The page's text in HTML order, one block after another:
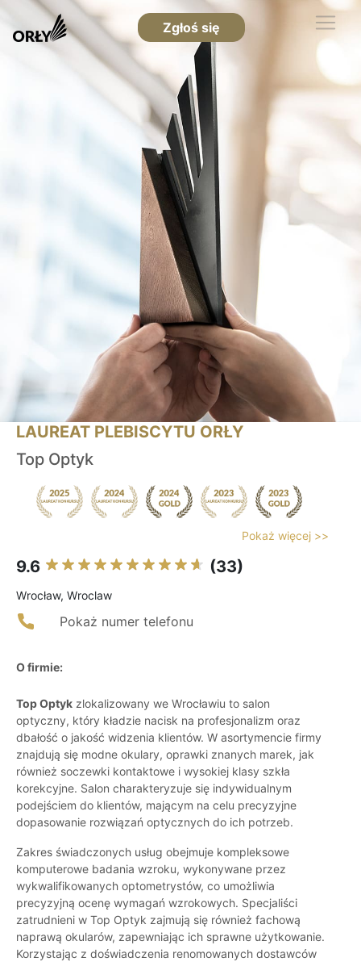
Zgłoś się
LAUREAT PLEBISCYTU ORŁY
Top Optyk
Pokaż więcej >>
9.6 (33)
Wrocław, Wroclaw
Pokaż numer telefonu
O firmie:
Top Optyk zlokalizowany we Wrocławiu to salon
optyczny, który kładzie nacisk na profesjonalizm oraz
dbałość o jakość widzenia klientów. W asortymencie firmy
znajdują się modne okulary, oprawki znanych marek, jak
również soczewki kontaktowe i wysokiej klasy szkła
korekcyjne. Salon charakteryzuje się indywidualnym
podejściem do klientów, mającym na celu precyzyjne
dopasowanie rozwiązań optycznych do ich potrzeb.
Zakres świadczonych usług obejmuje kompleksowe
komputerowe badania wzroku, wykonywane przez
wykwalifikowanych optometrystów, co umożliwia
precyzyjną ocenę wymagań wzrokowych. Specjaliści
zatrudnieni w Top Optyk zajmują się również fachową
naprawą okularów, zapewniając ich sprawne użytkowanie.
Korzystając z doświadczenia renomowanych dostawców